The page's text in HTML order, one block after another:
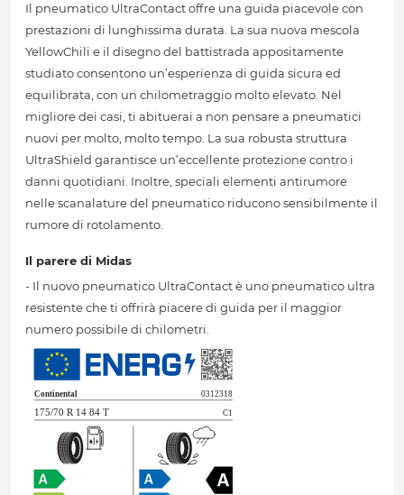
Il pneumatico UltraContact offre una guida piacevole con
prestazioni di lunghissima durata. La sua nuova mescola
YellowChili e il disegno del battistrada appositamente
studiato consentono un’esperienza di guida sicura ed
equilibrata, con un chilometraggio molto elevato. Nel
migliore dei casi, ti abituerai a non pensare a pneumatici
nuovi per molto, molto tempo. La sua robusta struttura
UltraShield garantisce un’eccellente protezione contro i
danni quotidiani. Inoltre, speciali elementi antirumore
nelle scanalature del pneumatico riducono sensibilmente il
rumore di rotolamento.
Il parere di Midas
- Il nuovo pneumatico UltraContact è uno pneumatico ultra
resistente che ti offrirà piacere di guida per il maggior
numero possibile di chilometri.